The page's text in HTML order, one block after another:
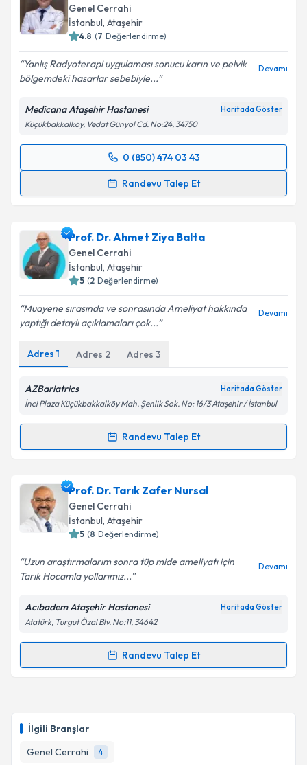
İlgili Branşlar
Genel Cerrahi
4
Genel Cerrahi
İstanbul, Ataşehir
4.8 (7 Değerlendirme)
Yanlış Radyoterapi uygulaması sonucu karın ve pelvik
bölgemdeki hasarlar sebebiyle...
Devamı
Medicana Ataşehir Hastanesi Haritada Göster
Küçükbakkalköy, Vedat Günyol Cd. No:24, 34750
0 (850) 474 03 43
Randevu Talep Et
Randevu Takvimi Talebi
takvim hazırlandığında e-posta ile bilgilendireceğiz.
E-posta Adresiniz
Kişisel verilerimin işlenmesine ilişkin
kapsamda işlenmesini kabul ediyorum.
Takvim Talebini Gönder
Prof. Dr. Ahmet Ziya Balta
Genel Cerrahi
İstanbul, Ataşehir
5 (2 Değerlendirme)
Muayene sırasında ve sonrasında Ameliyat hakkında
yaptığı detaylı açıklamaları çok...
Devamı
Adres 1 Adres 2 Adres 3
AZBariatrics Haritada Göster
İnci Plaza Küçükbakkalköy Mah. Şenlik Sok. No: 16/3 Ataşehir / İstanbul
Randevu Talep Et
Randevu Takvimi Talebi
Prof. Dr. Ahmet Ziya Baltaiçin randevu takvimi
talebi oluşturun. Size bu uzmandan randevu almanız
için bir takvim hazırlandığında e-posta ile
bilgilendireceğiz.
E-posta Adresiniz
Kişisel verilerimin işlenmesine ilişkin
Metni'ni okudum ve kişisel verilerimin belirtilen
kapsamda işlenmesini kabul ediyorum.
Prof. Dr. Tarık Zafer Nursal
Genel Cerrahi
İstanbul, Ataşehir
5 (8 Değerlendirme)
Uzun araştırmalarım sonra tüp mide ameliyatı için
Tarık Hocamla yollarımız...
Devamı
Acıbadem Ataşehir Hastanesi Haritada Göster
Atatürk, Turgut Özal Blv. No:11, 34642
Randevu Talep Et
Randevu Takvimi Talebi
için bir takvim hazırlandığında e-posta ile
bilgilendireceğiz.